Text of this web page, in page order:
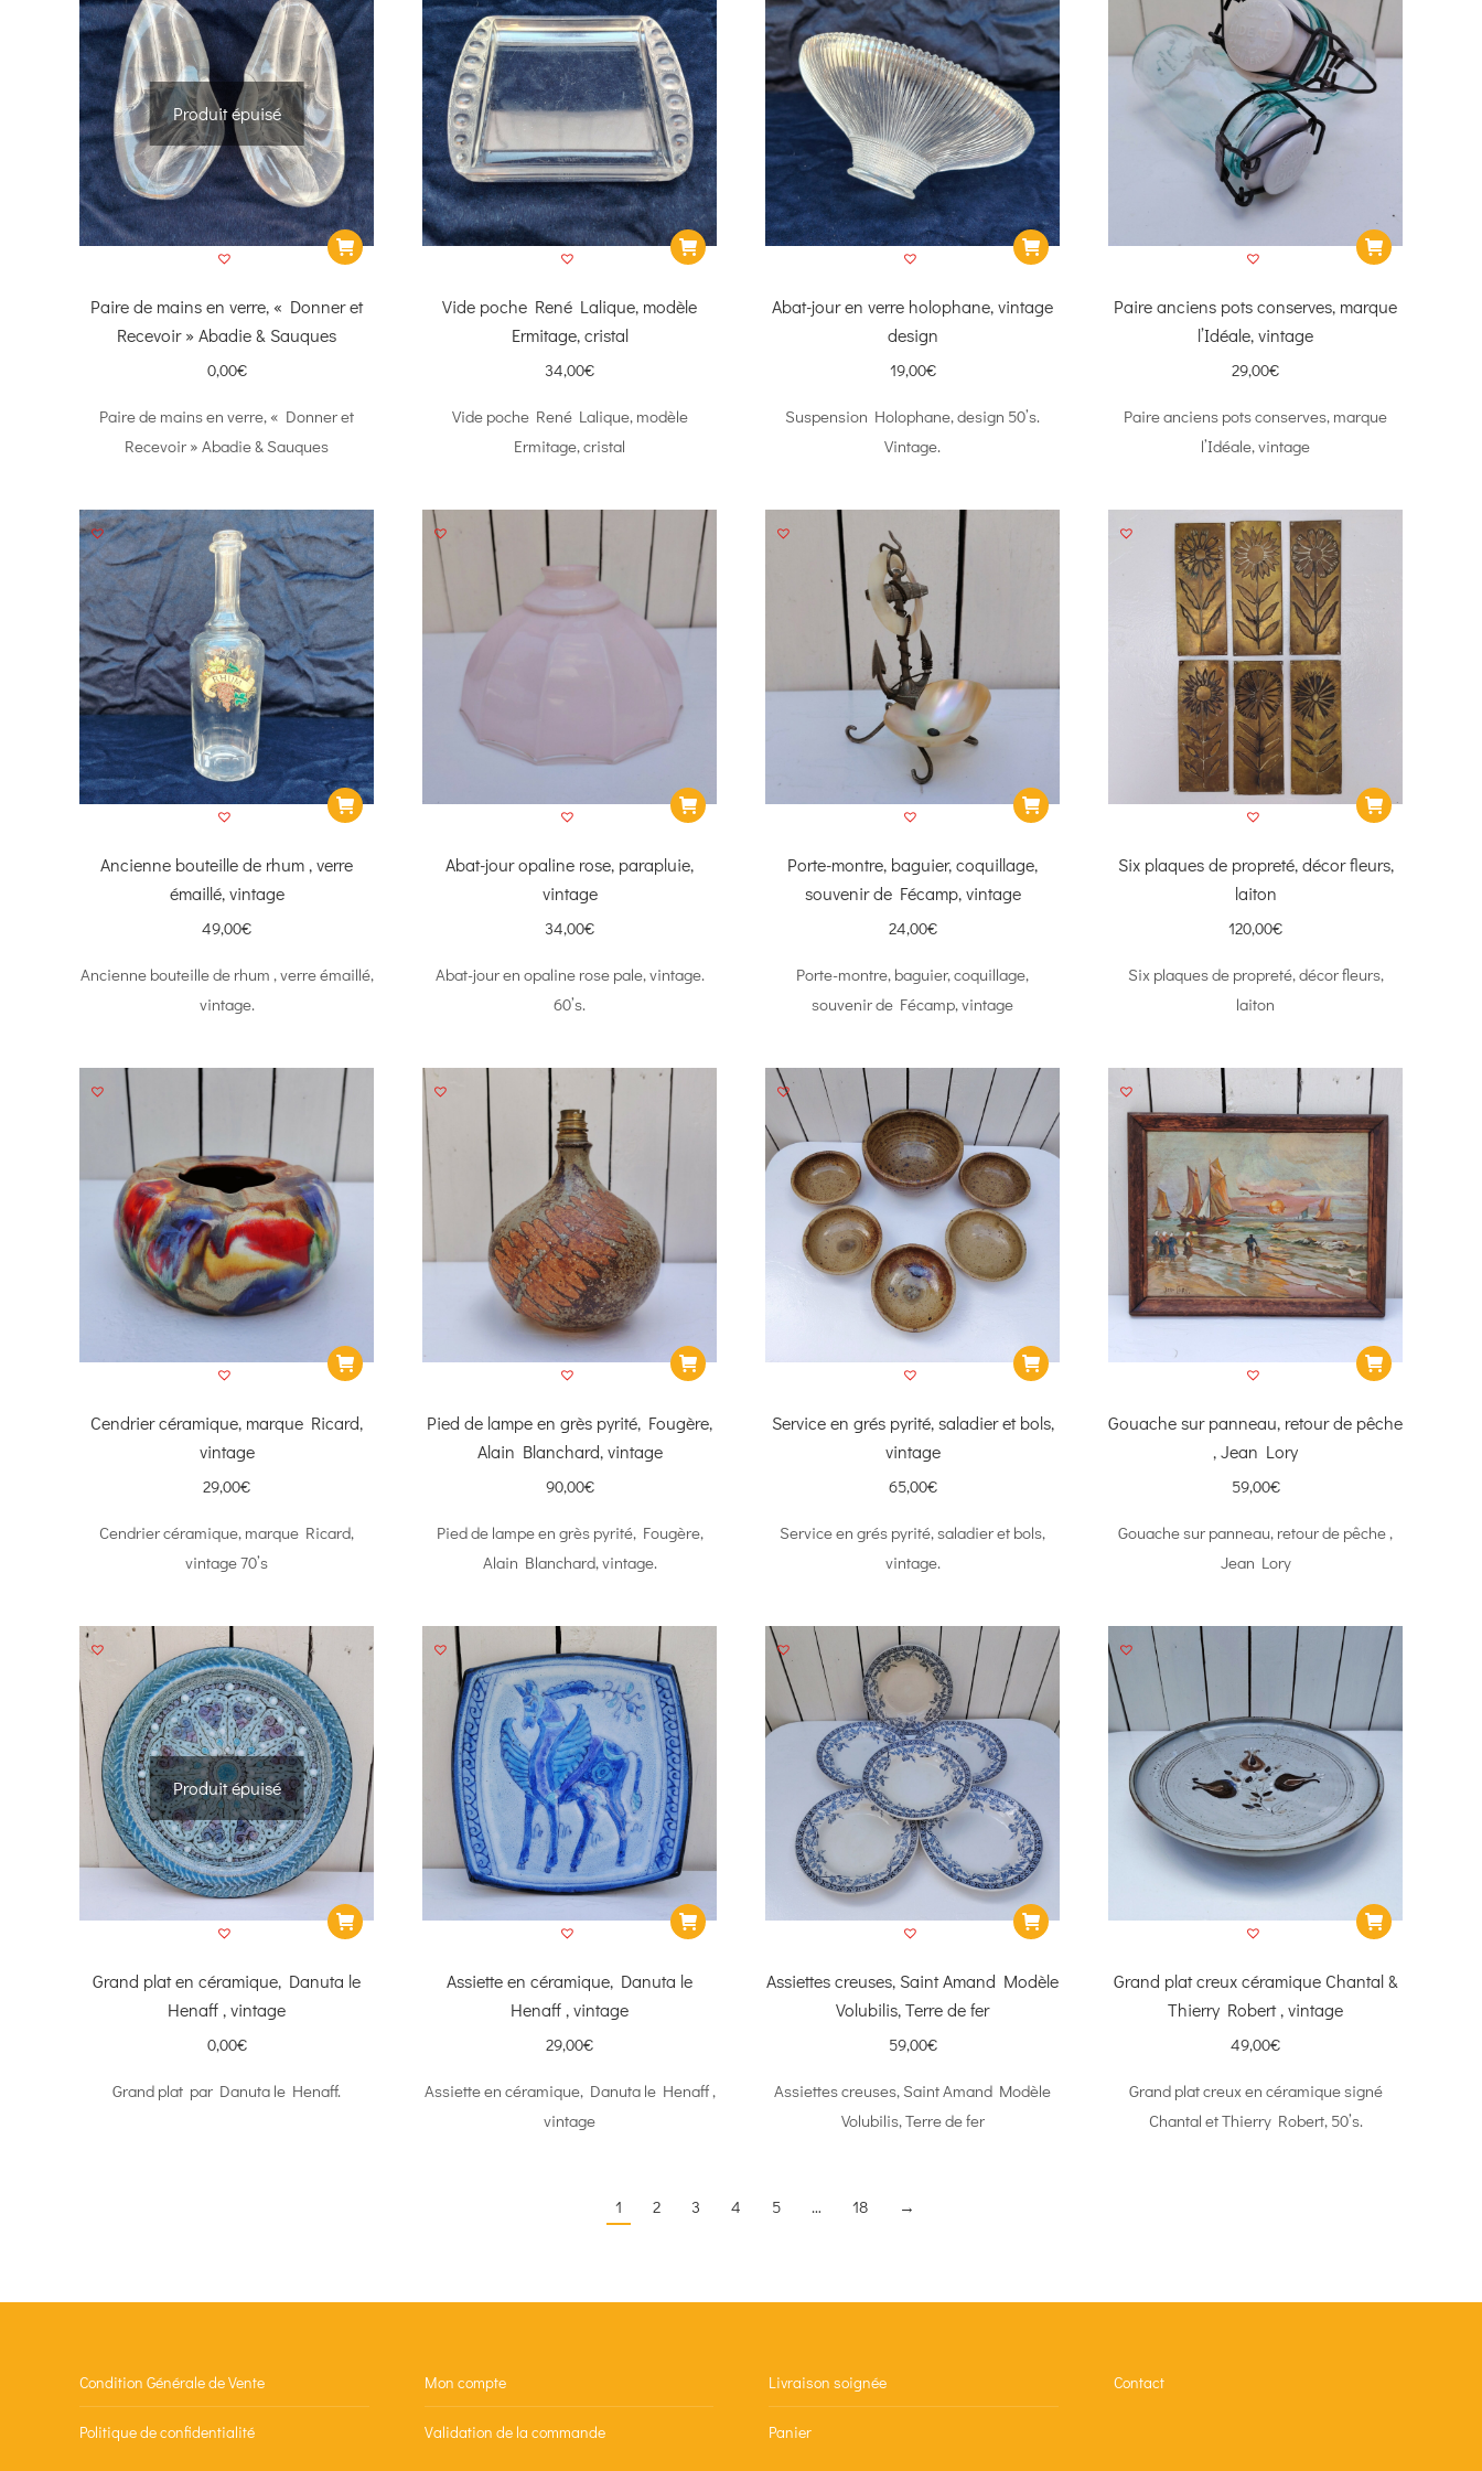
Produit épuisé
Paire de mains en verre, « Donner et
Recevoir » Abadie & Sauques
0,00€
Paire de mains en verre, « Donner et
Recevoir » Abadie & Sauques
Vide poche René Lalique, modèle
Ermitage, cristal
34,00€
Vide poche René Lalique, modèle
Ermitage, cristal
Abat-jour en verre holophane, vintage
design
19,00€
Suspension Holophane, design 50’s.
Vintage.
Paire anciens pots conserves, marque
l’Idéale, vintage
29,00€
Paire anciens pots conserves, marque
l’Idéale, vintage
Ancienne bouteille de rhum , verre
émaillé, vintage
49,00€
Ancienne bouteille de rhum , verre émaillé,
vintage.
Abat-jour opaline rose, parapluie,
vintage
34,00€
Abat-jour en opaline rose pale, vintage.
60’s.
Porte-montre, baguier, coquillage,
souvenir de Fécamp, vintage
24,00€
Porte-montre, baguier, coquillage,
souvenir de Fécamp, vintage
Six plaques de propreté, décor fleurs,
laiton
120,00€
Six plaques de propreté, décor fleurs,
laiton
Cendrier céramique, marque Ricard,
vintage
29,00€
Cendrier céramique, marque Ricard,
vintage 70’s
Pied de lampe en grès pyrité, Fougère,
Alain Blanchard, vintage
90,00€
Pied de lampe en grès pyrité, Fougère,
Alain Blanchard, vintage.
Service en grés pyrité, saladier et bols,
vintage
65,00€
Service en grés pyrité, saladier et bols,
vintage.
Gouache sur panneau, retour de pêche
, Jean Lory
59,00€
Gouache sur panneau, retour de pêche ,
Jean Lory
Produit épuisé
Grand plat en céramique, Danuta le
Henaff , vintage
0,00€
Grand plat par Danuta le Henaff.
Assiette en céramique, Danuta le
Henaff , vintage
29,00€
Assiette en céramique, Danuta le Henaff ,
vintage
Assiettes creuses, Saint Amand Modèle
Volubilis, Terre de fer
59,00€
Assiettes creuses, Saint Amand Modèle
Volubilis, Terre de fer
Grand plat creux céramique Chantal &
Thierry Robert , vintage
49,00€
Grand plat creux en céramique signé
Chantal et Thierry Robert, 50’s.
1 2 3 4 5 … 18 →
Condition Générale de Vente
Politique de confidentialité
Mon compte
Validation de la commande
Livraison soignée
Panier
Contact